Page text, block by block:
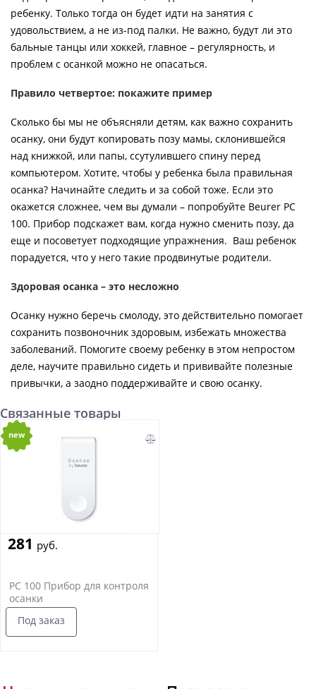
ребенку. Только тогда он будет идти на занятия с
удовольствием, а не из-под палки. Не важно, будут ли это
бальные танцы или хоккей, главное – регулярность, и
проблем с осанкой можно не опасаться.
Правило четвертое: покажите пример
Сколько бы мы не объясняли детям, как важно сохранить
осанку, они будут копировать позу мамы, склонившейся
над книжкой, или папы, ссутулившего спину перед
компьютером. Хотите, чтобы у ребенка была правильная
осанка? Начинайте следить и за собой тоже. Если это
окажется сложнее, чем вы думали – попробуйте Beurer РС
100. Прибор подскажет вам, когда нужно сменить позу, да
еще и посоветует подходящие упражнения. Ваш ребенок
порадуется, что у него такие продвинутые родители.
Здоровая осанка – это несложно
Осанку нужно беречь смолоду, это действительно помогает
сохранить позвоночник здоровым, избежать множества
заболеваний. Помогите своему ребенку в этом непростом
деле, научите правильно сидеть и прививайте полезные
привычки, а заодно поддерживайте и свою осанку.
Связанные товары
new
281 руб.
PC 100 Прибор для контроля
осанки
Под заказ